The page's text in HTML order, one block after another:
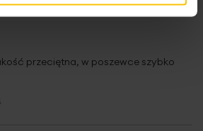
przeciętna, w poszewce szybko